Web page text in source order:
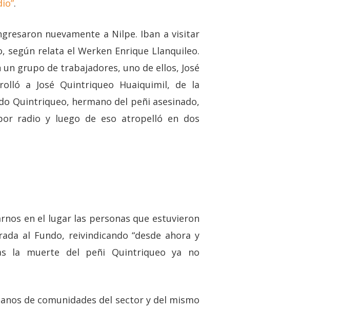
.
nuevamente a Nilpe. Iban a visitar
según relata el Werken Enrique Llanquileo.
grupo de trabajadores, uno de ellos, José
a José Quintriqueo Huaiquimil, de la
Quintriqueo, hermano del peñi asesinado,
radio y luego de eso atropelló en dos
en el lugar las personas que estuvieron
al Fundo, reivindicando “desde ahora y
la muerte del peñi Quintriqueo ya no
de comunidades del sector y del mismo